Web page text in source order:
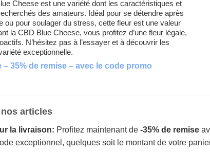
Cheese est une variété dont les caractéristiques et
des amateurs. Idéal pour se détendre après
ou pour soulager du stress, cette fleur est une valeur
la CBD Blue Cheese, vous profitez d’une fleur légale,
N’hésitez pas à l’essayer et à découvrir les
exceptionnelle.
– 35% de remise – avec le code promo
articles
la livraison: Profitez maintenant de -35% de remise
exceptionnel, quelques soit le montant de votre